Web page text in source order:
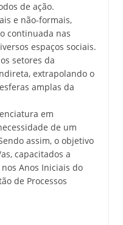
de ação.
e não-formais,
continuada nas
espaços sociais.
setores da
extrapolando o
amplas da
em
de um
assim, o objetivo
capacitados a
Anos Iniciais do
de Processos